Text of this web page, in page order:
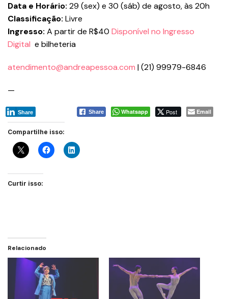
Data e Horário: 29 (sex) e 30 (sáb) de agosto, às 20h
Classificação: Livre
Ingresso: A partir de R$40 Disponível no Ingresso
Digital e bilheteria
atendimento@andreapessoa.com | (21) 99979-6846
—
Share Whatsapp Post Email
Share
Compartilhe isso:
Curtir isso:
Relacionado